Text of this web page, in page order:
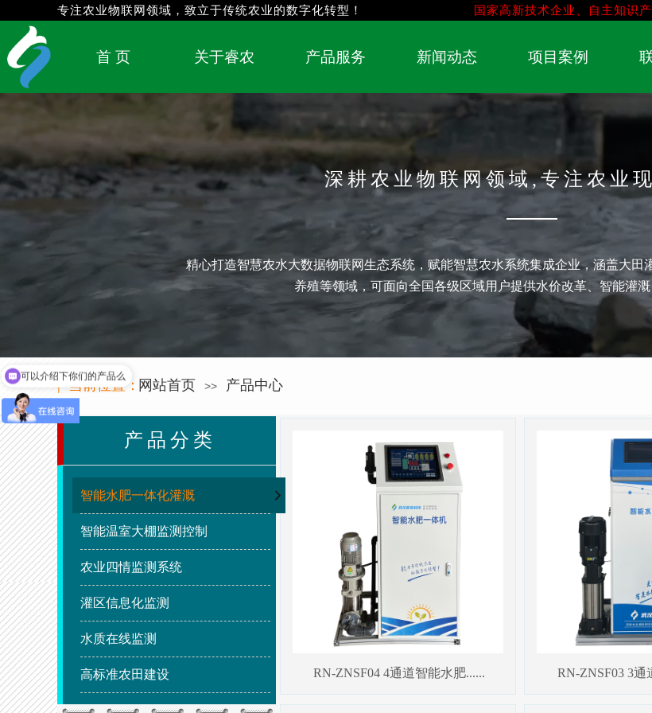
专注农业物联网领域， 致立于传统农业的数字化转型！ 国家高新技术企业、自主知识
首 页 关于睿农 产品服务 新闻动态 项目案例
精心打造智慧农水大数据物联网生态系统，赋能智慧农水系统集成企业，涵盖大
养殖等领域，可面向全国各级区域用户提供水价改革、智能灌
深耕农业物联网领域,专注农业
网站首页 >> 产品中心
| 当前位置：
产品分类
智能水肥一体化灌溉
智能温室大棚监测控制
农业四情监测系统
灌区信息化监测
水质在线监测
高标准农田建设 RN-ZNSF04 4通道智能水肥...... RN-ZNSF03 3通
可以介绍下你们的产品么